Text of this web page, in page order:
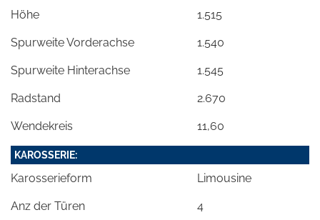
Höhe 1.515
Spurweite Vorderachse 1.540
Spurweite Hinterachse 1.545
Radstand 2.670
Wendekreis 11,60
KAROSSERIE:
Karosserieform Limousine
Anz der Türen 4